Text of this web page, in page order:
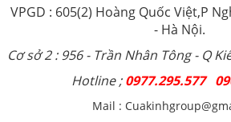
VPGD : 605(2) Hoàng Quốc Việt,P
- Hà Nội.
Cơ sở 2 : 956 - Trần Nhân Tông - Q
Hotline ; 0977.295.577
Mail :